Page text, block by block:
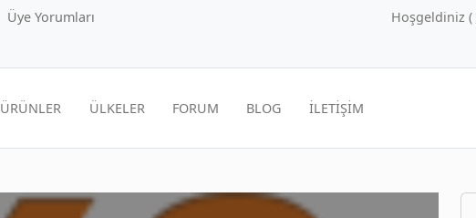
Üye Yorumları
Hoşgeldiniz (
ÜRÜNLER ÜLKELER FORUM BLOG İLETİŞİM